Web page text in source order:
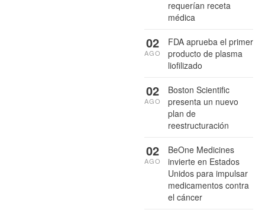
requerían receta
médica
FDA aprueba el primer
producto de plasma
liofilizado
02
AGO
Boston Scientific
presenta un nuevo
plan de
reestructuración
02
AGO
BeOne Medicines
invierte en Estados
Unidos para impulsar
medicamentos contra
el cáncer
02
AGO